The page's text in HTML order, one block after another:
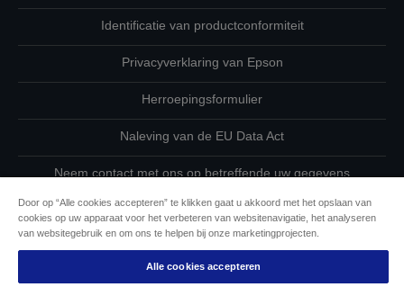
Identificatie van productconformiteit
Privacyverklaring van Epson
Herroepingsformulier
Naleving van de EU Data Act
Neem contact met ons op betreffende uw gegevens
Cookie-informatie
Door op “Alle cookies accepteren” te klikken gaat u akkoord met het opslaan van
cookies op uw apparaat voor het verbeteren van websitenavigatie, het analyseren
van websitegebruik en om ons te helpen bij onze marketingprojecten.
Alle cookies accepteren